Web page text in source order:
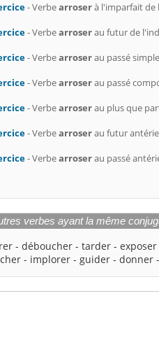
- Verbearroserà l'imparfait de
- Verbearroserau futur de
- Verbearroserau passé
- Verbearroserau passé
- Verbearroserau plus que
- Verbearroserau futur
- Verbearroserau passé
verbes ayant la même
-déboucher -tarder -exposer
- implorer -guider -donner -